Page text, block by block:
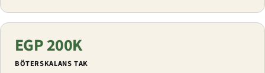
EGP 200K
BÖTERSKALANS TAK